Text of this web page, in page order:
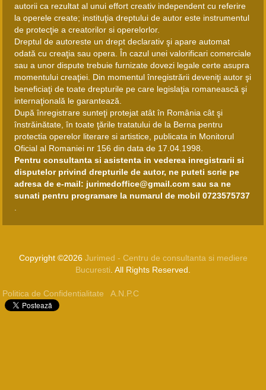
autorii ca rezultat al unui effort creativ independent cu referire
la operele create; instituţia dreptului de autor este instrumentul
de protecţie a creatorilor si operelorlor.
Dreptul de autoreste un drept declarativ şi apare automat
odată cu creaţia sau opera. În cazul unei valorificari comerciale
sau a unor dispute trebuie furnizate dovezi legale certe asupra
momentului creaţiei. Din momentul înregistrării deveniţi autor şi
beneficiaţi de toate drepturile pe care legislaţia romanească şi
internaţională le garantează.
După înregistrare sunteţi protejat atât în România cât şi
înstrăinătate, în toate ţările tratatului de la Berna pentru
protectia operelor literare si artistice, publicata in Monitorul
Oficial al Romaniei nr 156 din data de 17.04.1998.
Pentru consultanta si asistenta in vederea inregistrarii si
disputelor privind drepturile de autor, ne puteti scrie pe
adresa de e-mail: jurimedoffice@gmail.com sau sa ne
sunati pentru programare la numarul de mobil 0723575737
.
Copyright ©2026 Jurimed - Centru de consultanta si mediere
Bucuresti. All Rights Reserved.
Politica de Confidentialitate A.N.P.C